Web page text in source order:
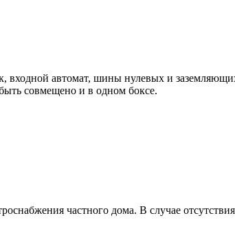
входной автомат, шины нулевых и
совмещено и в одном боксе.
частного дома. В случае отсутствия